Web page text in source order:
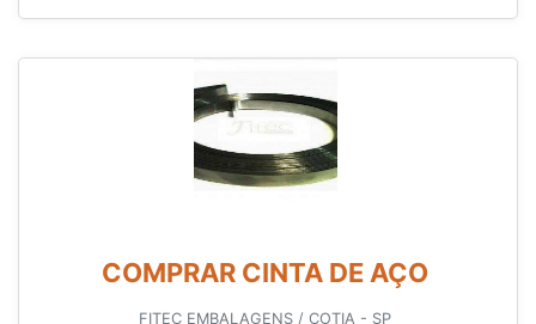
COMPRAR CINTA DE AÇO
FITEC EMBALAGENS / COTIA - SP